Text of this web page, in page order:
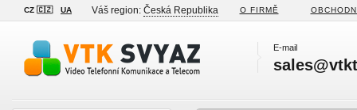
CZ 🇨🇿 UA Váš region: Česká Republika O FIRMĚ
E-mail